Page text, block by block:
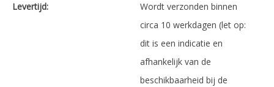
Levertijd:
Wordt verzonden binnen
circa 10 werkdagen (let op:
dit is een indicatie en
afhankelijk van de
beschikbaarheid bij de